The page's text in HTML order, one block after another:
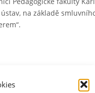
na základě